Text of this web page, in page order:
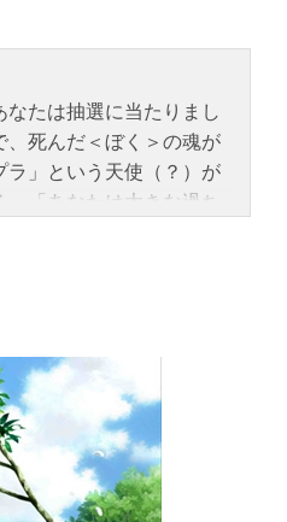
なたは抽選に当たりまし
、死んだ＜ぼく＞の魂が
ラ」という天使（？）が
「あなたは大きな過ち
ばいけません」と。こ
の中学３年生の体に入
ることになる。生き返
に見えた家族。しか
ていた。母はつい最近
の悪い「真」を馬鹿に
かに思いを寄せる後輩